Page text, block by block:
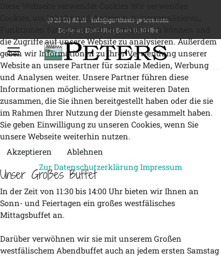
(0 25 91) 82 15
info@gasthaus-peters.com
Do-Sa ab 12:00 Uhr | So ab 11:30 Uhr
Unser Großes Buffet
In der Zeit von 11:30 bis 14:00 Uhr bieten wir Ihnen an
Sonn- und Feiertagen ein großes westfälisches
Mittagsbuffet an.
Darüber verwöhnen wir sie mit unserem Großen
westfälischem Abendbuffet auch an jedem ersten Samstag
Cookies, um Inhalte und Anzeigen zu personalisieren,
Funktionen für soziale Medien anbieten zu können und
die Zugriffe auf unsere Website zu analysieren. Außerdem
geben wir Informationen zu Ihrer Verwendung unserer
Website an unsere Partner für soziale Medien, Werbung
und Analysen weiter. Unsere Partner führen diese
Informationen möglicherweise mit weiteren Daten
zusammen, die Sie ihnen bereitgestellt haben oder die sie
im Rahmen Ihrer Nutzung der Dienste gesammelt haben.
Sie geben Einwilligung zu unseren Cookies, wenn Sie
unsere Webseite weiterhin nutzen.
Akzeptieren
Ablehnen
Zur DatenschutzerklärungImpressum